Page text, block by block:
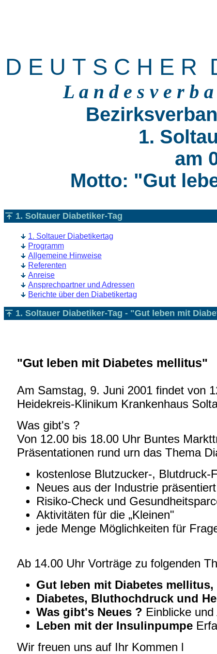
D E U T S C H E R
L a n d e s v e r b
1.
am
Motto: "Gut
1. Soltauer Diabetiker-Tag
1. Soltauer Diabetikertag
Programm
Allgemeine Hinweise
Referenten
Anreise
Ansprechpartner und Adressen
Berichte über den Diabetikertag
1. Soltauer Diabetiker-Tag - "Gut leben mit
"Gut leben mit Diabetes mellitus"
Am Samstag, 9. Juni 2001 findet von
Heidekreis-Klinikum Krankenhaus
Was gibt's ?
Von 12.00 bis 18.00 Uhr Buntes
Präsentationen rund urn das Thema
kostenlose Blutzucker-,
Neues aus der Industrie
Risiko-Check und
Aktivitäten für die „Kleinen"
jede Menge Möglichkeiten für
Ab 14.00 Uhr Vorträge zu folgenden
Gut leben mit Diabetes
Diabetes, Bluthochdruck und
Was gibt's Neues ? Einblicke
Leben mit der Insulinpumpe
Wir freuen uns auf Ihr Kommen l